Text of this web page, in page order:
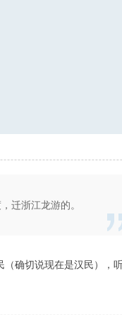
迁浙江龙游的。
确切说现在是汉民），